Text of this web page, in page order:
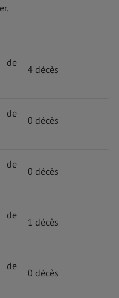
de
4 décès
de
0 décès
de
0 décès
de
1 décès
de
0 décès